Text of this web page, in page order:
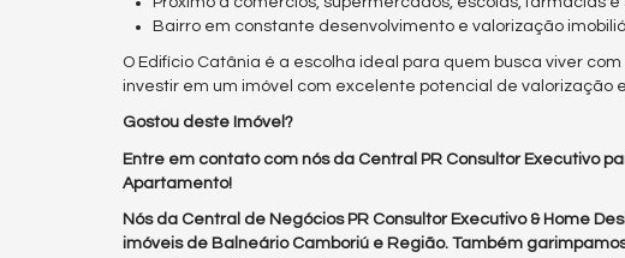
Bairro em constante desenvolvimento e valorização
O Edifício Catânia é a escolha ideal para quem busca viver
investir em um imóvel com excelente potencial de valorização
Gostou deste Imóvel?
Entre em contato com nós da Central PR Consultor Executivo
Apartamento!
Nós da Central de Negócios PR Consultor Executivo & Home
imóveis de Balneário Camboriú e Região. Também